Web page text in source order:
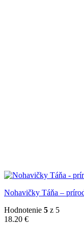
Nohavičky Táňa –
Hodnotenie 5 z 5
18.20 €